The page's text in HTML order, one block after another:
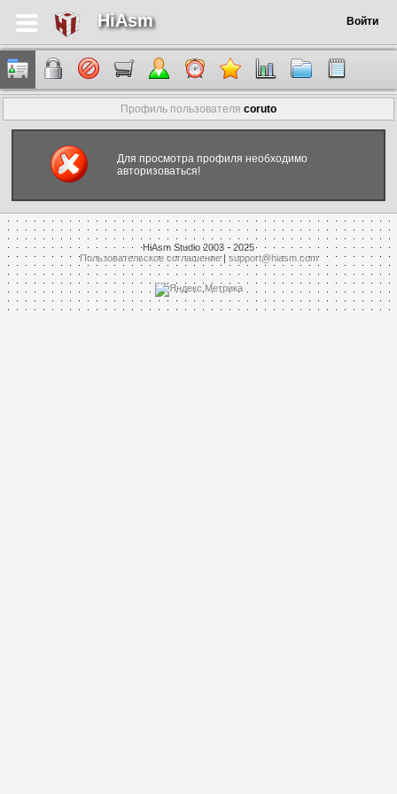
HiAsm Войти
Профиль пользователя coruto
Для просмотра профиля необходимо
авторизоваться!
HiAsm Studio 2003 - 2025
Пользовательское соглашение| support@hiasm.com